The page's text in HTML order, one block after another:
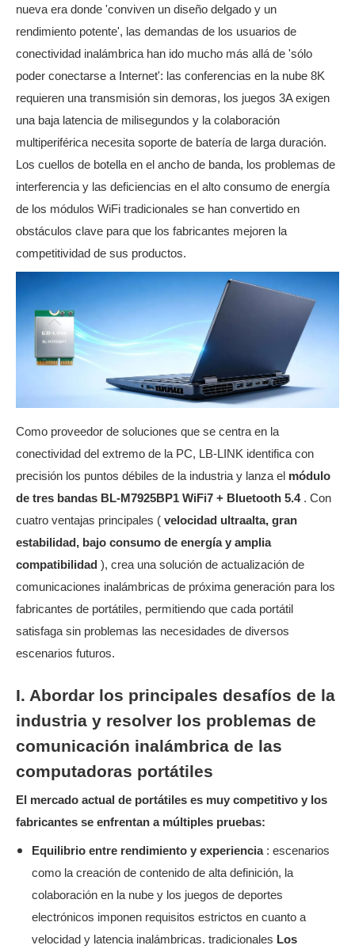
nueva era donde 'conviven un diseño delgado y un
rendimiento potente', las demandas de los usuarios de
conectividad inalámbrica han ido mucho más allá de 'sólo
poder conectarse a Internet': las conferencias en la nube 8K
requieren una transmisión sin demoras, los juegos 3A exigen
una baja latencia de milisegundos y la colaboración
multiperiférica necesita soporte de batería de larga duración.
Los cuellos de botella en el ancho de banda, los problemas de
interferencia y las deficiencias en el alto consumo de energía
de los módulos WiFi tradicionales se han convertido en
obstáculos clave para que los fabricantes mejoren la
competitividad de sus productos.
Como proveedor de soluciones que se centra en la
conectividad del extremo de la PC, LB-LINK identifica con
precisión los puntos débiles de la industria y lanza el módulo
de tres bandas BL-M7925BP1 WiFi7 + Bluetooth 5.4 . Con
cuatro ventajas principales ( velocidad ultraalta, gran
estabilidad, bajo consumo de energía y amplia
compatibilidad ), crea una solución de actualización de
comunicaciones inalámbricas de próxima generación para los
fabricantes de portátiles, permitiendo que cada portátil
satisfaga sin problemas las necesidades de diversos
escenarios futuros.
I. Abordar los principales desafíos de la
industria y resolver los problemas de
comunicación inalámbrica de las
computadoras portátiles
El mercado actual de portátiles es muy competitivo y los
fabricantes se enfrentan a múltiples pruebas:
Equilibrio entre rendimiento y experiencia : escenarios
como la creación de contenido de alta definición, la
colaboración en la nube y los juegos de deportes
electrónicos imponen requisitos estrictos en cuanto a
velocidad y latencia inalámbricas. tradicionales Los